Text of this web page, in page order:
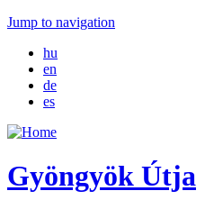
Jump to navigation
hu
en
de
es
Gyöngyök Útja